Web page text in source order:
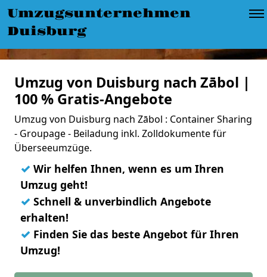
Umzugsunternehmen
Duisburg
Umzug von Duisburg nach Zābol |
100 % Gratis-Angebote
Umzug von Duisburg nach Zābol : Container Sharing
- Groupage - Beiladung inkl. Zolldokumente für
Überseeumzüge.
✓ Wir helfen Ihnen, wenn es um Ihren
Umzug geht!
✓ Schnell & unverbindlich Angebote
erhalten!
✓ Finden Sie das beste Angebot für Ihren
Umzug!